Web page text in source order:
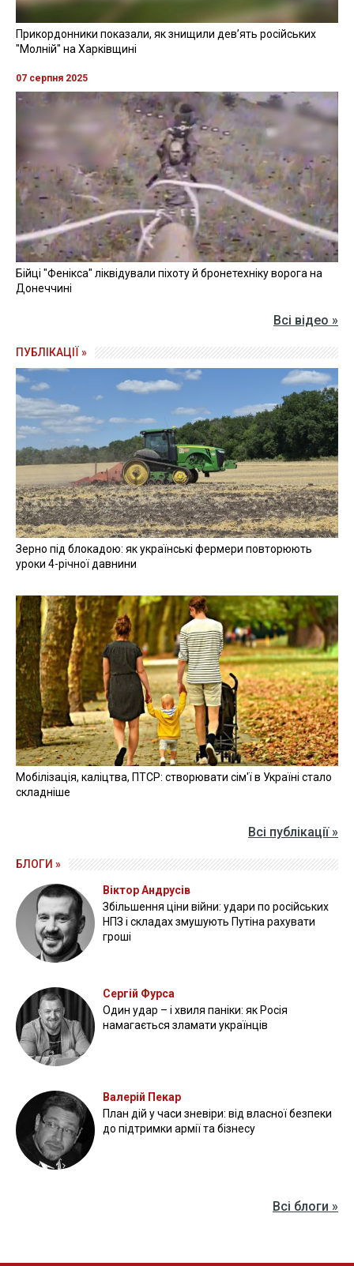
Прикордонники показали, як знищили девʼять російських
"Молній" на Харківщині
07 серпня 2025
Бійці "Фенікса" ліквідували піхоту й бронетехніку ворога на
Донеччині
Всі відео »
ПУБЛІКАЦІЇ »
Зерно під блокадою: як українські фермери повторюють
уроки 4-річної давнини
Мобілізація, каліцтва, ПТСР: створювати сім'ї в Україні стало
складніше
Всі публікації »
БЛОГИ »
Віктор Андрусів
Збільшення ціни війни: удари по російських
НПЗ і складах змушують Путіна рахувати
гроші
Сергій Фурса
Один удар – і хвиля паніки: як Росія
намагається зламати українців
Валерій Пекар
План дій у часи зневіри: від власної безпеки
до підтримки армії та бізнесу
Всі блоги »